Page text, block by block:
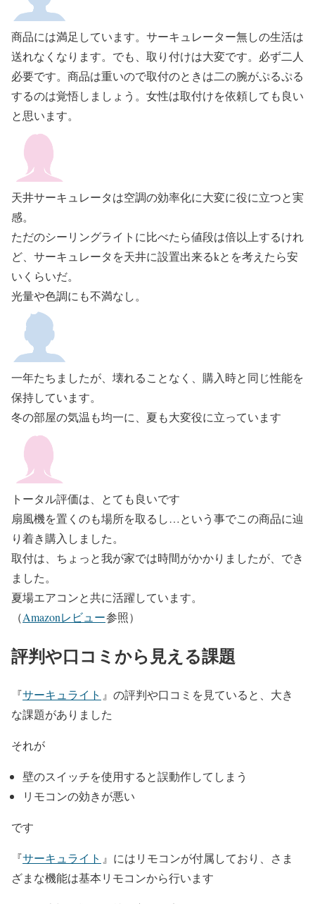
商品には満足しています。サーキュレーター無しの生活は
送れなくなります。でも、取り付けは大変です。必ず二人
必要です。商品は重いので取付のときは二の腕がぷるぷる
するのは覚悟しましょう。女性は取付けを依頼しても良い
と思います。
天井サーキュレータは空調の効率化に大変に役に立つと実
感。
ただのシーリングライトに比べたら値段は倍以上するけれ
ど、サーキュレータを天井に設置出来るkとを考えたら安
いくらいだ。
光量や色調にも不満なし。
一年たちましたが、壊れることなく、購入時と同じ性能を
保持しています。
冬の部屋の気温も均一に、夏も大変役に立っています
トータル評価は、とても良いです
扇風機を置くのも場所を取るし…という事でこの商品に辿
り着き購入しました。
取付は、ちょっと我が家では時間がかかりましたが、でき
ました。
夏場エアコンと共に活躍しています。
（Amazonレビュー参照）
評判や口コミから見える課題
『サーキュライト 』の評判や口コミを見ていると、大き
な課題がありました
それが
壁のスイッチを使用すると誤動作してしまう
リモコンの効きが悪い
です
『サーキュライト 』にはリモコンが付属しており、さま
ざまな機能は基本リモコンから行います